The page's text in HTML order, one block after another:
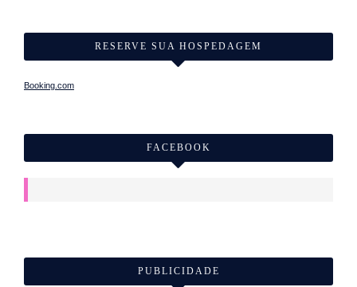
RESERVE SUA HOSPEDAGEM
Booking.com
FACEBOOK
PUBLICIDADE